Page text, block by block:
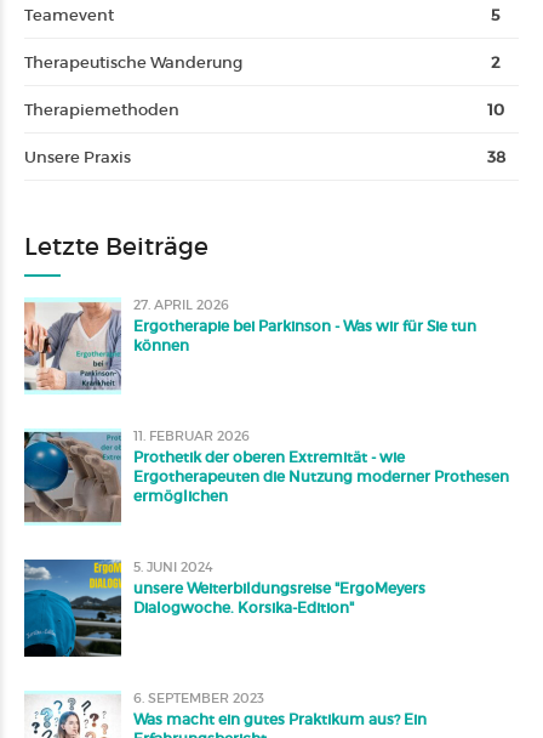
Teamevent 5
Therapeutische Wanderung 2
Therapiemethoden 10
Unsere Praxis 38
Letzte Beiträge
27. APRIL 2026
Ergotherapie bei Parkinson - Was wir für Sie tun
können
11. FEBRUAR 2026
Prothetik der oberen Extremität - wie
Ergotherapeuten die Nutzung moderner Prothesen
ermöglichen
5. JUNI 2024
unsere Weiterbildungsreise "ErgoMeyers
Dialogwoche. Korsika-Edition"
6. SEPTEMBER 2023
Was macht ein gutes Praktikum aus? Ein